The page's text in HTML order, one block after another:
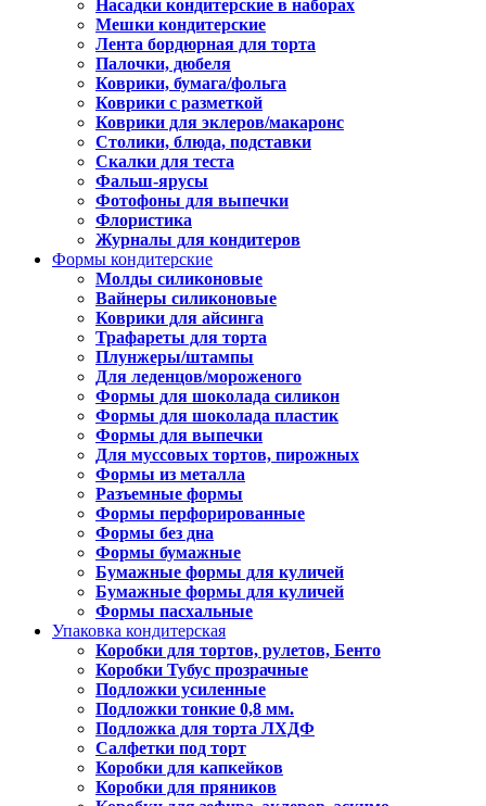
Насадки кондитерские в наборах
Мешки кондитерские
Лента бордюрная для торта
Палочки, дюбеля
Коврики, бумага/фольга
Коврики с разметкой
Коврики для эклеров/макаронс
Столики, блюда, подставки
Скалки для теста
Фальш-ярусы
Фотофоны для выпечки
Флористика
Журналы для кондитеров
Формы кондитерские
Молды силиконовые
Вайнеры силиконовые
Коврики для айсинга
Трафареты для торта
Плунжеры/штампы
Для леденцов/мороженого
Формы для шоколада силикон
Формы для шоколада пластик
Формы для выпечки
Для муссовых тортов, пирожных
Формы из металла
Разъемные формы
Формы перфорированные
Формы без дна
Формы бумажные
Бумажные формы для куличей
Бумажные формы для куличей
Формы пасхальные
Упаковка кондитерская
Коробки для тортов, рулетов, Бенто
Коробки Тубус прозрачные
Подложки усиленные
Подложки тонкие 0,8 мм.
Подложка для торта ЛХДФ
Салфетки под торт
Коробки для капкейков
Коробки для пряников